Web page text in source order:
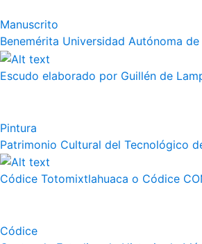
Manuscrito
Benemérita Universidad Autónoma de
Escudo elaborado por Guillén de
Pintura
Patrimonio Cultural del Tecnológico
Códice Totomixtlahuaca o Códice
Códice